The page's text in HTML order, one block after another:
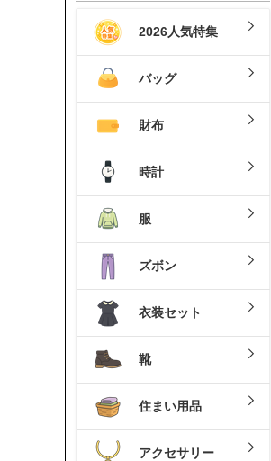
2026人気特集
バッグ
財布
時計
服
ズボン
衣装セット
靴
住まい用品
アクセサリー